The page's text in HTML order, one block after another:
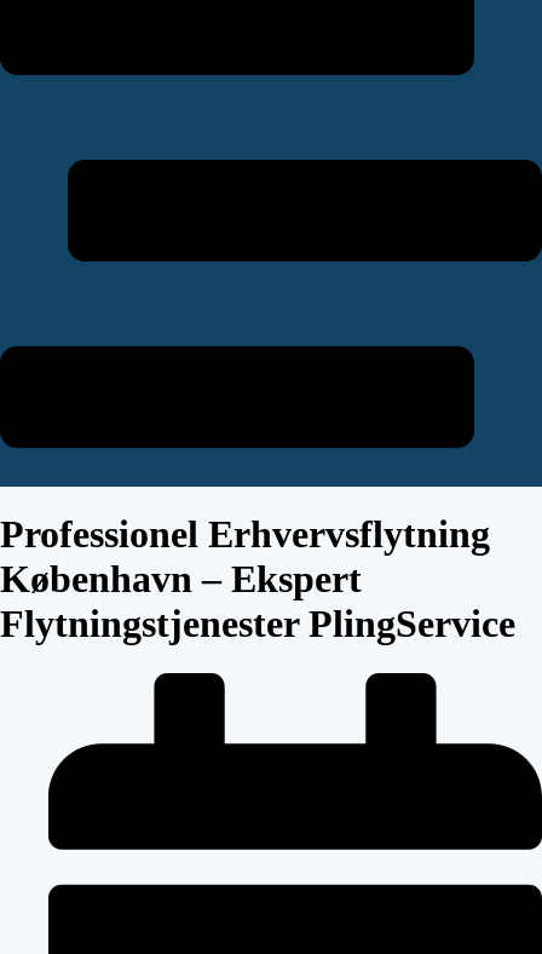
Professionel Erhvervsflytning
København – Ekspert
Flytningstjenester PlingService